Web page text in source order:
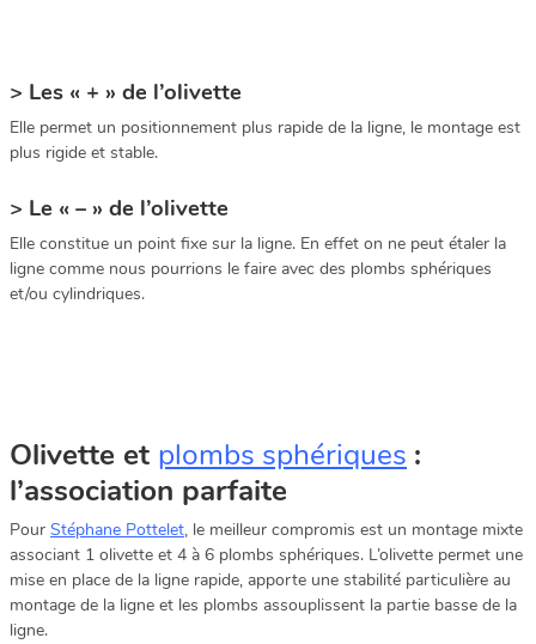
> Les « + » de l’olivette
Elle permet un positionnement plus rapide de la ligne, le montage est
plus rigide et stable.
> Le « – » de l’olivette
Elle constitue un point fixe sur la ligne. En effet on ne peut étaler la
ligne comme nous pourrions le faire avec des plombs sphériques
et/ou cylindriques.
Olivette et plombs sphériques :
l’association parfaite
Pour Stéphane Pottelet, le meilleur compromis est un montage mixte
associant 1 olivette et 4 à 6 plombs sphériques. L’olivette permet une
mise en place de la ligne rapide, apporte une stabilité particulière au
montage de la ligne et les plombs assouplissent la partie basse de la
ligne.